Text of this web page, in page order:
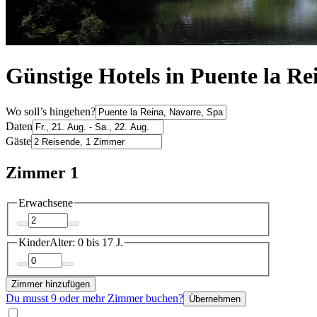
Günstige Hotels in Puente la
Wo soll’s hingehen?
Daten
Gäste
Zimmer 1
Erwachsene
KinderAlter: 0 bis 17 J.
Zimmer hinzufügen
Du musst 9 oder mehr Zimmer buchen? Übernehmen